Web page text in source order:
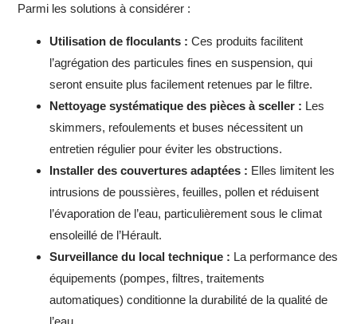
Parmi les solutions à considérer :
Utilisation de floculants : Ces produits facilitent
l’agrégation des particules fines en suspension, qui
seront ensuite plus facilement retenues par le filtre.
Nettoyage systématique des pièces à sceller : Les
skimmers, refoulements et buses nécessitent un
entretien régulier pour éviter les obstructions.
Installer des couvertures adaptées : Elles limitent les
intrusions de poussières, feuilles, pollen et réduisent
l’évaporation de l’eau, particulièrement sous le climat
ensoleillé de l’Hérault.
Surveillance du local technique : La performance des
équipements (pompes, filtres, traitements
automatiques) conditionne la durabilité de la qualité de
l’eau.